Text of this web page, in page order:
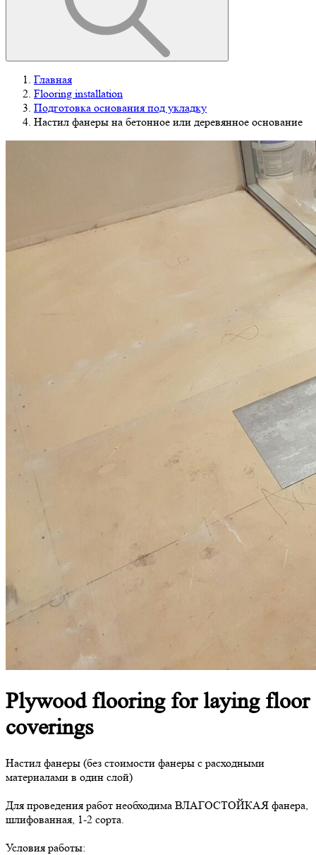
Главная
Flooring installation
Подготовка основания под укладку
Настил фанеры на бетонное или деревянное основание
Plywood flooring for laying floor
coverings
Настил фанеры (без стоимости фанеры с расходными
материалами в один слой)
Для проведения работ необходима ВЛАГОСТОЙКАЯ фанера,
шлифованная, 1-2 сорта.
Условия работы: